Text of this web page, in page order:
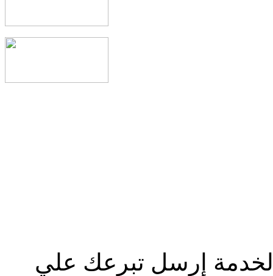
إرسل تبرعك علي